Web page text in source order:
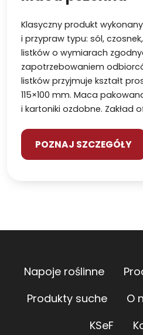
Klasyczny produkt
i przypraw typu: sól,
listków o wymiarach
zapotrzebowaniem
listków przyjmuje kształt
115×100 mm. Maca
i kartoniki ozdobne. Zakład
POZNAJ SZCZEGÓŁY
Napoje roślinne
Produkty suche
O
KSeF